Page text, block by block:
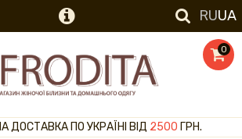
RUUA
0
ДОСТАВКА ПО УКРАЇНІ ВІД 2500 ГРН.